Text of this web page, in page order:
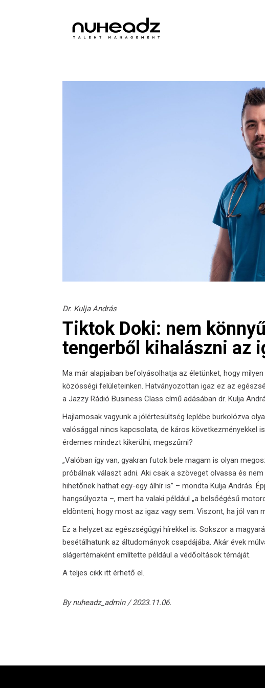
Dr. Kulja András
Tiktok Doki: nem
tengerből kihalászni az
Ma már alapjaiban befolyásolhatja az életünket, hogy
közösségi felületeinken. Hatványozottan igaz ez az
a Jazzy Rádió Business Class című adásában dr. Kulja
Hajlamosak vagyunk a jólértesültség leplébe burkolózva
valósággal nincs kapcsolata, de káros következményekkel
érdemes mindezt kikerülni, megszűrni?
„Valóban így van, gyakran futok bele magam is olyan
próbálnak választ adni. Aki csak a szöveget olvassa és
hihetőnek hathat egy-egy álhír is” – mondta Kulja András.
hangsúlyozta –, mert ha valaki például „a belsőégésű
eldönteni, hogy most az igaz vagy sem. Viszont, ha jól van
Ez a helyzet az egészségügyi hírekkel is. Sokszor a
besétálhatunk az áltudományok csapdájába. Akár évek
slágertémaként említette például a védőoltások témáját.
A teljes cikk itt érhető el.
Bynuheadz_admin 2023.11.06.